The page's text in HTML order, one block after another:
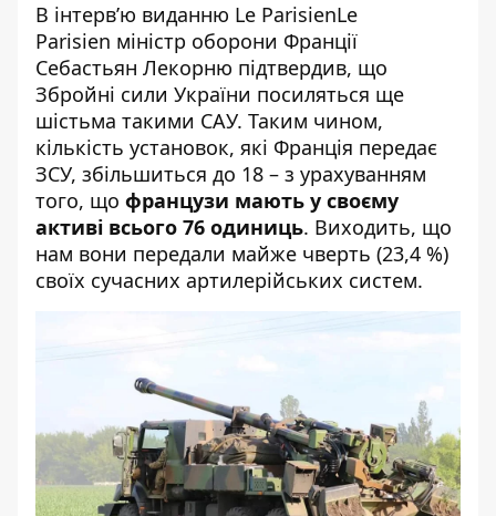
В інтерв’ю виданню Le ParisienLe
Parisien міністр оборони Франції
Себастьян Лекорню підтвердив, що
Збройні сили України посиляться ще
шістьма такими САУ. Таким чином,
кількість установок, які Франція передає
ЗСУ, збільшиться до 18 – з урахуванням
того, що французи мають у своєму
активі всього 76 одиниць. Виходить, що
нам вони передали майже чверть (23,4 %)
своїх сучасних артилерійських систем.